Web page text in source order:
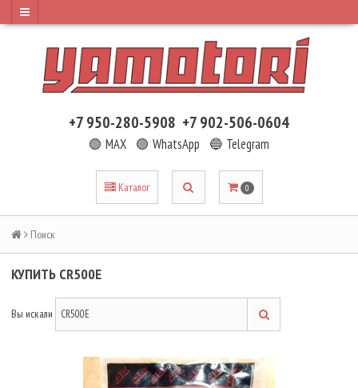
+7 950-280-5908 +7 902-506-0604
🟢 MAX 🟢 WhatsApp 🔵 Telegram
Каталог 0
Поиск
КУПИТЬ CR500E
Вы искали